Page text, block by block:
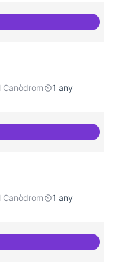
i governança
1 any
participatiu
1 any
d'experiències